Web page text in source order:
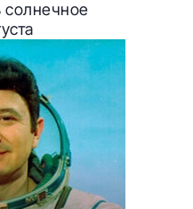
солнечное